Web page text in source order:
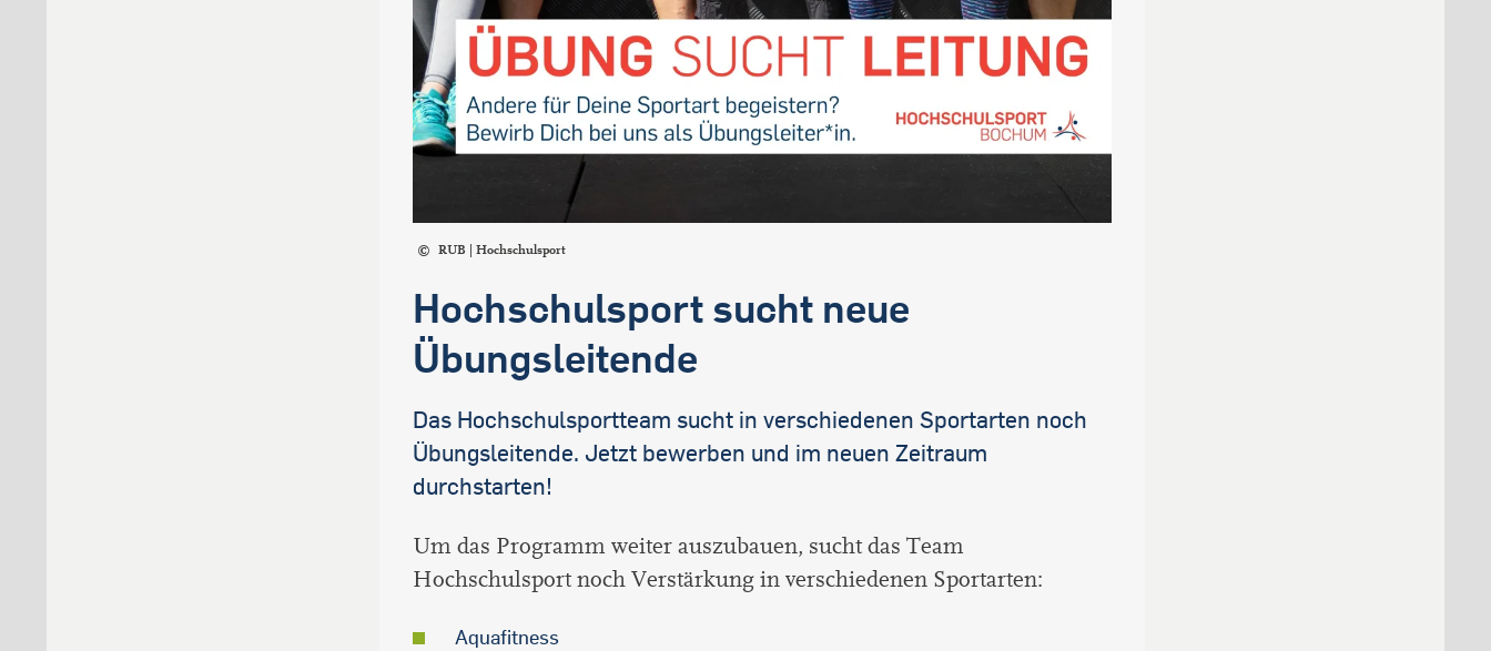
RUB | Hochschulsport
Hochschulsport sucht neue
Übungsleitende
Das Hochschulsportteam sucht in verschiedenen Sportarten noch
Übungsleitende. Jetzt bewerben und im neuen Zeitraum
durchstarten!
Um das Programm weiter auszubauen, sucht das Team
Hochschulsport noch Verstärkung in verschiedenen Sportarten:
Aquafitness